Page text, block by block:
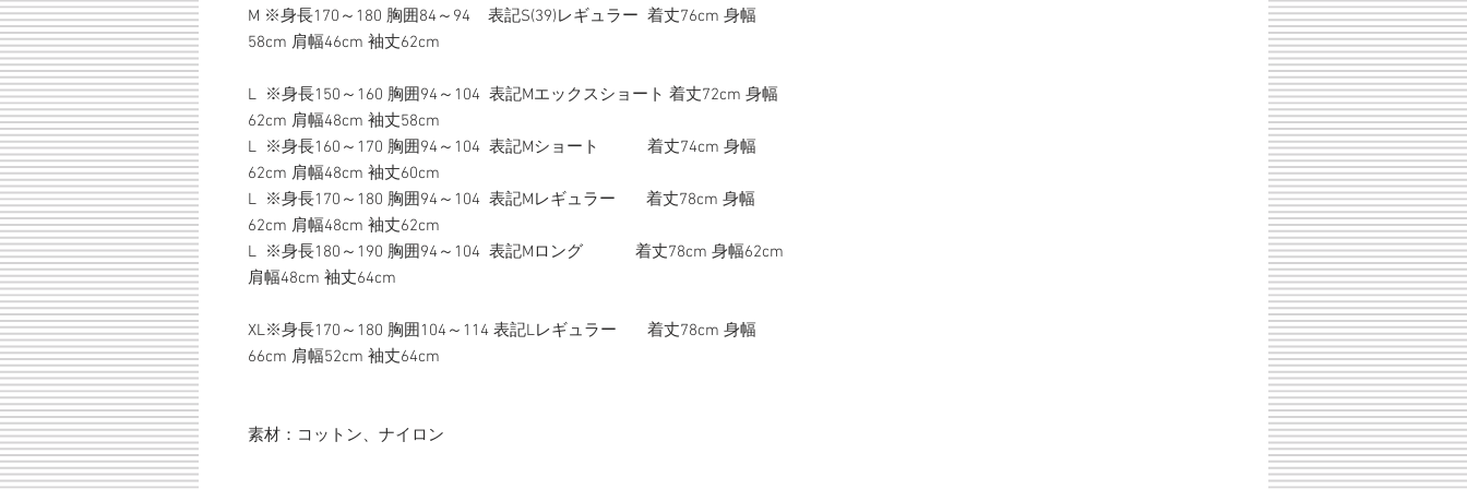
M ※身長170～180 胸囲84～94 表記S(39)レギュラー 着丈76cm 身幅
58cm 肩幅46cm 袖丈62cm
L ※身長150～160 胸囲94～104 表記Mエックスショート 着丈72cm 身幅
62cm 肩幅48cm 袖丈58cm
L ※身長160～170 胸囲94～104 表記Mショート 着丈74cm 身幅
62cm 肩幅48cm 袖丈60cm
L ※身長170～180 胸囲94～104 表記Mレギュラー 着丈78cm 身幅
62cm 肩幅48cm 袖丈62cm
L ※身長180～190 胸囲94～104 表記Mロング 着丈78cm 身幅62cm
肩幅48cm 袖丈64cm
XL※身長170～180 胸囲104～114 表記Lレギュラー 着丈78cm 身幅
66cm 肩幅52cm 袖丈64cm
素材：コットン、ナイロン